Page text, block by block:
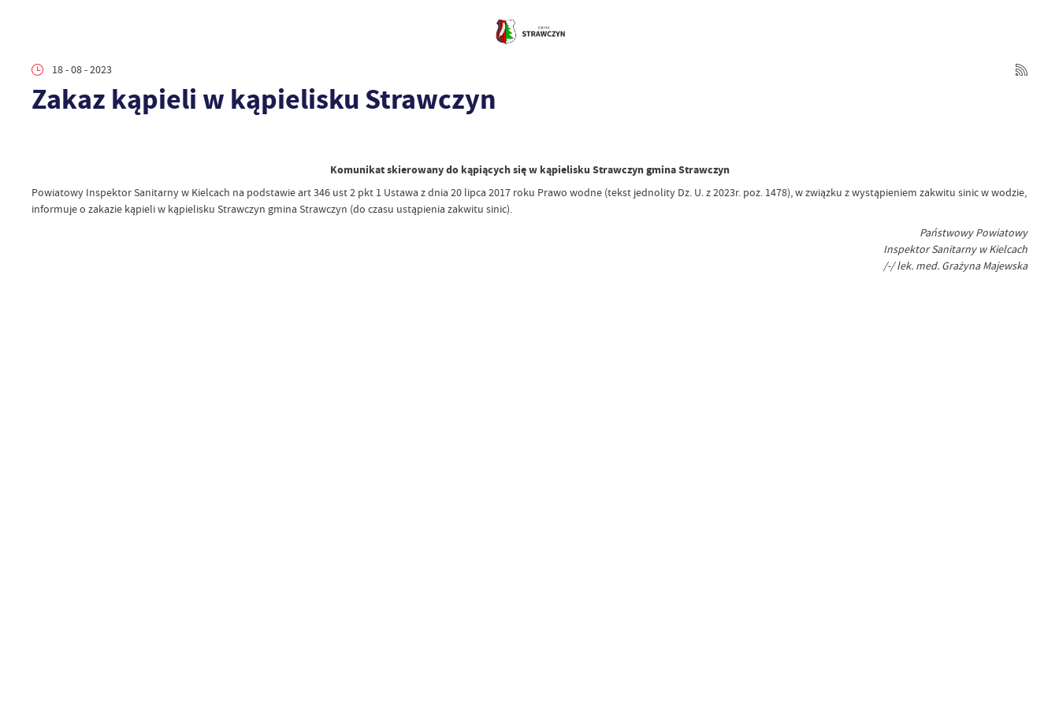
18 - 08 - 2023
Zakaz kąpieli w kąpielisku Strawczyn
Komunikat skierowany do kąpiących się w kąpielisku Strawczyn gmina Strawczyn
Powiatowy Inspektor Sanitarny w Kielcach na podstawie art 346 ust 2 pkt 1 Ustawa z dnia 20 lipca 2017 roku Prawo wodne (tekst jednolity Dz. U. z 2023r. poz. 1478), w związku z wystąpieniem zakwitu sinic w wodzie,
informuje o zakazie kąpieli w kąpielisku Strawczyn gmina Strawczyn (do czasu ustąpienia zakwitu sinic).
Państwowy Powiatowy
Inspektor Sanitarny w Kielcach
/-/ lek. med. Grażyna Majewska